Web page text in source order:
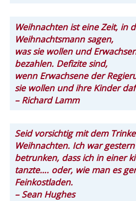
Weihnachten ist eine Zeit, in
Weihnachtsmann sagen,
was sie wollen und
bezahlen. Defizite sind,
wenn Erwachsene der
sie wollen und ihre Kinder
– Richard Lamm
Seid vorsichtig mit dem
Weihnachten. Ich war
betrunken, dass ich in einer
tanzte…. oder, wie man es
Feinkostladen.
– Sean Hughes